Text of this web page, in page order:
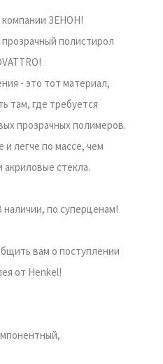
компании ЗЕНОН!
полистирол
- это тот материал,
там, где требуется
прозрачных полимеров.
легче по массе, чем
стекла.
по суперценам!
вам о поступлении
от Henkel!